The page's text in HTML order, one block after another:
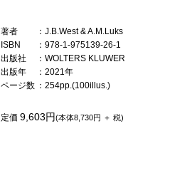
著者
：J.B.West & A.M.Luks
ISBN
：978-1-975139-26-1
出版社
：WOLTERS KLUWER
出版年
：2021年
ページ数 ：254pp.(100illus.)
定価9,603円(本体8,730円 ＋ 税)